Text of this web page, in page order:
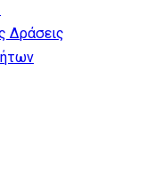
Δράσεις